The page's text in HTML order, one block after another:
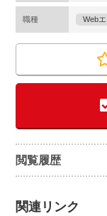
職種 Web
閲覧履歴
関連リンク